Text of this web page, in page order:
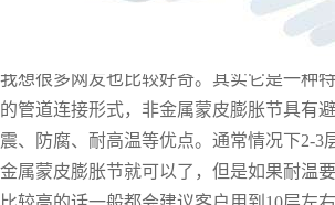
，它是用在哪里的呢
我想很多网友也比较好奇。其实它是一种
的管道连接形式，非金属蒙皮膨胀节具有避
震、防腐、耐高温等优点。通常情况下2-3
金属蒙皮膨胀节就可以了，但是如果耐温